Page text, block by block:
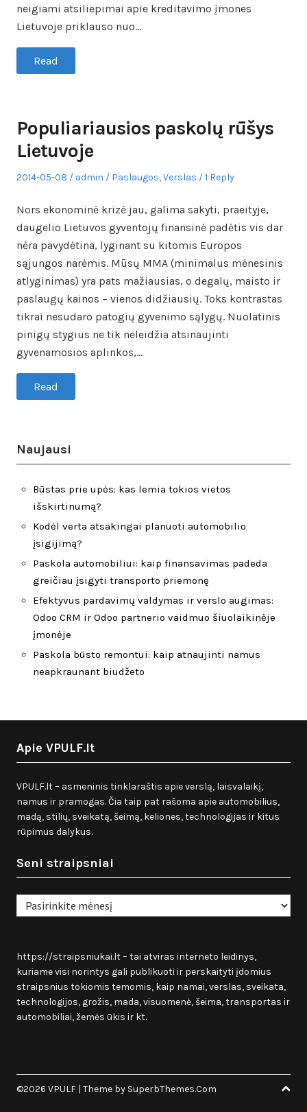
neigiami atsiliepimai apie kreditavimo įmones
Lietuvoje priklauso nuo…
Read
Populiariausios paskolų rūšys
Lietuvoje
Posted
2014-05-08 Author
admin
Posted
Paslaugos,Verslas 1 Reply
Nors ekonominė krizė jau, galima sakyti, praeityje,
daugelio Lietuvos gyventojų finansinė padėtis vis dar
nėra pavydėtina, lyginant su kitomis Europos
sąjungos narėmis. Mūsų MMA (minimalus mėnesinis
atlyginimas) yra pats mažiausias, o degalų, maisto ir
paslaugų kainos – vienos didžiausių. Toks kontrastas
tikrai nesudaro patogių gyvenimo sąlygų. Nuolatinis
pinigų stygius ne tik neleidžia atsinaujinti
gyvenamosios aplinkos,…
Read
Naujausi
Būstas prie upės: kas lemia tokios vietos
išskirtinumą?
Kodėl verta atsakingai planuoti automobilio
įsigijimą?
Paskola automobiliui: kaip finansavimas padeda
greičiau įsigyti transporto priemonę
Efektyvus pardavimų valdymas ir verslo augimas:
Odoo CRM ir Odoo partnerio vaidmuo šiuolaikinėje
įmonėje
Paskola būsto remontui: kaip atnaujinti namus
neapkraunant biudžeto
Apie VPULF.lt
VPULF.lt – asmeninis tinklaraštis apie verslą, laisvalaikį,
namus ir pramogas. Čia taip pat rašoma apie automobilius,
madą, stilių, sveikatą, šeimą, keliones, technologijas ir kitus
rūpimus dalykus.
Seni straipsniai
Seni
straipsniai
https://straipsniukai.lt– tai atviras interneto leidinys,
kuriame visi norintys gali publikuoti ir perskaityti įdomius
straipsnius tokiomis temomis, kaip namai, verslas, sveikata,
technologijos, grožis, mada, visuomenė, šeima, transportas ir
automobiliai, žemės ūkis ir kt.
©2026 VPULF | Theme by SuperbThemes.Com